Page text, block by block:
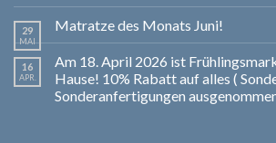
29
MAI
Matratze des Monats Juni!
16
APR.
Am 18. April 2026 ist
Hause! 10% Rabatt auf alles (
Sonderanfertigungen